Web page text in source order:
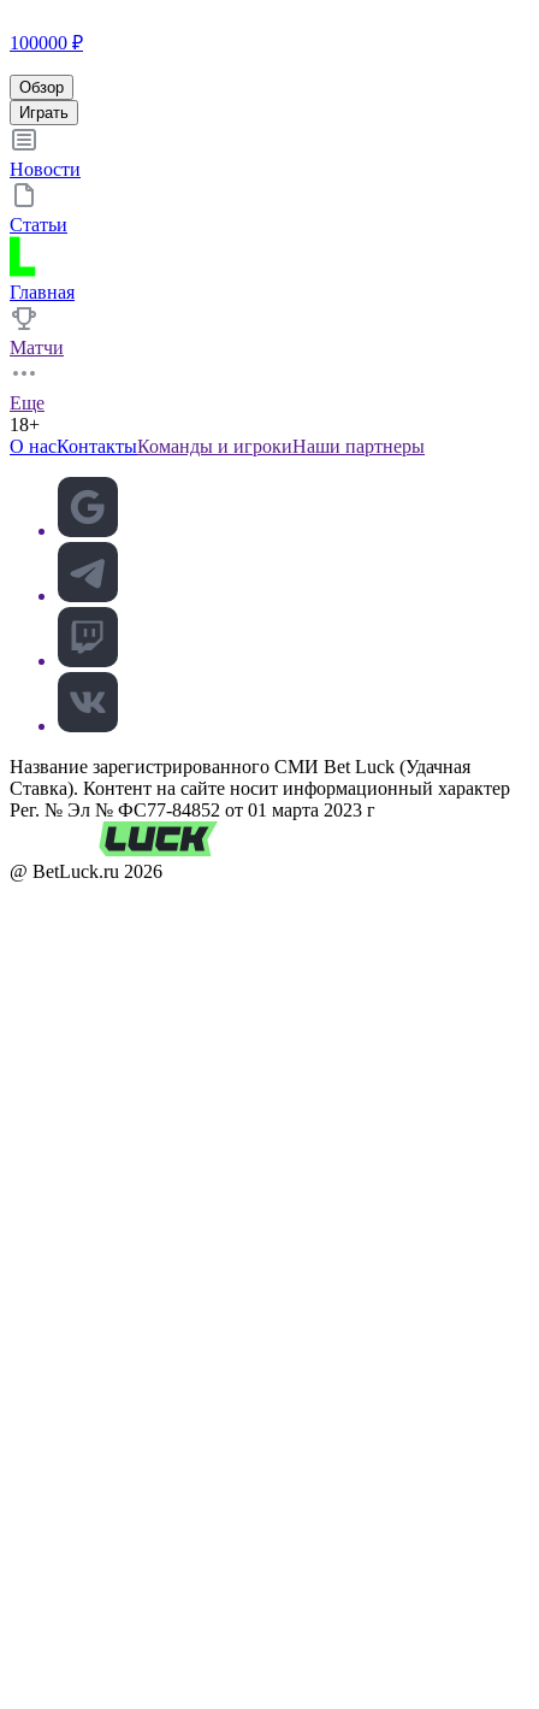
100000 ₽
Обзор
Играть
Новости
Статьи
Главная
Матчи
Еще
18+
О насКонтактыКоманды и игрокиНаши партнеры
Название зарегистрированного СМИ Bet Luck (Удачная
Ставка). Контент на сайте носит информационный характер
Рег. № Эл № ФС77-84852 от 01 марта 2023 г
@ BetLuck.ru 2026